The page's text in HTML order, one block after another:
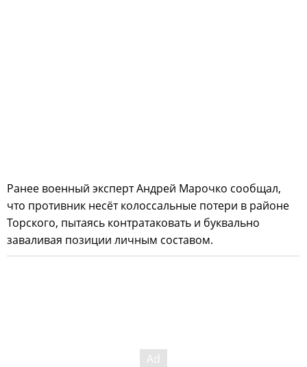
Ранее военный эксперт Андрей Марочко сообщал,
что противник несёт колоссальные потери в районе
Торского, пытаясь контратаковать и буквально
заваливая позиции личным составом.